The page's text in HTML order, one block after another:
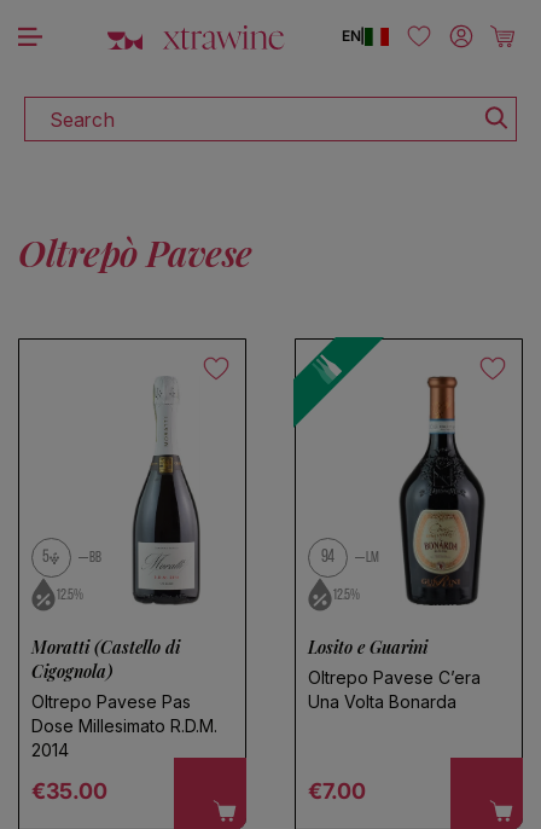
Skip to content
Search
|
EN Log in Cart
Oltrepò Pavese
No products found
Use fewer filters or
remove all
5 BB
12.5%
Moratti (Castello di
Cigognola)
Oltrepo Pavese Pas
Dose Millesimato R.D.M.
2014
Regular price
€35.00
94 LM
12.5%
Losito e Guarini
Oltrepo Pavese C’era
Una Volta Bonarda
Regular price
€7.00